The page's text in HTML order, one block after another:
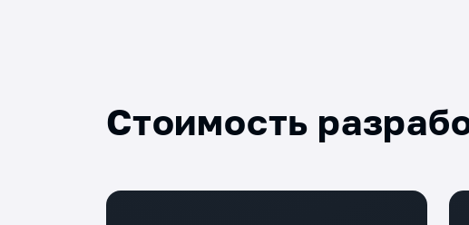
Стоимость